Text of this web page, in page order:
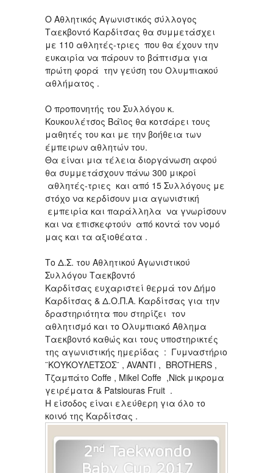
Ο Αθλητικός Αγωνιστικός σύλλογος
Ταεκβοντό Καρδίτσας θα συμμετάσχει
με 110 αθλητές-τριες που θα έχουν την
ευκαιρία να πάρουν το βάπτισμα για
πρώτη φορά την γεύση του Ολυμπιακού
αθλήματος .
Ο προπονητής του Συλλόγου κ.
Κουκουλέτσος Βάϊος θα κοτσάρει τους
μαθητές του και με την βοήθεια των
έμπειρων αθλητών του.
Θα είναι μια τέλεια διοργάνωση αφού
θα συμμετάσχουν πάνω 300 μικροί
αθλητές-τριες και από 15 Συλλόγους με
στόχο να κερδίσουν μια αγωνιστική
εμπειρία και παράλληλα να γνωρίσουν
και να επισκεφτούν από κοντά τον νομό
μας και τα αξιοθέατα .
Το Δ.Σ. του Αθλητικού Αγωνιστικού
Συλλόγου Ταεκβοντό
Καρδίτσας ευχαριστεί θερμά τον Δήμο
Καρδίτσας & Δ.Ο.Π.Α. Καρδίτσας για την
δραστηριότητα που στηρίζει τον
αθλητισμό και το Ολυμπιακό Άθλημα
Ταεκβοντό καθώς και τους υποστηρικτές
της αγωνιστικής ημερίδας : Γυμναστήριο
¨ΚΟΥΚΟΥΛΕΤΣΟΣ¨ , AVANTI , BROTHERS ,
Τζαμπάτο Coffe , Mikel Coffe ,Nick μικρομα
γειρέματα & Patsiouras Fruit .
Η είσοδος είναι ελεύθερη για όλο το
κοινό της Καρδίτσας .